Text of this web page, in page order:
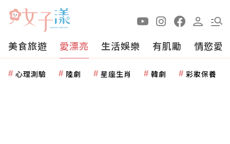
美食旅遊 愛漂亮 生活娛樂 有肌勵 情慾愛
心理測驗 陸劇 星座生肖 韓劇 彩妝保養